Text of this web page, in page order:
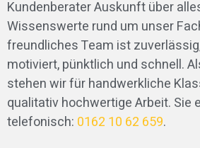
Kundenberater Auskunft über
Wissenswerte rund um unser
freundliches Team ist
motiviert, pünktlich und schnell.
stehen wir für handwerkliche
qualitativ hochwertige Arbeit. Sie
telefonisch: 0162 10 62 659.